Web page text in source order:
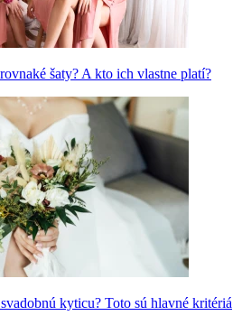
šaty? A kto ich vlastne platí?
kyticu? Toto sú hlavné kritériá